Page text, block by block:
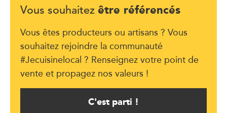
Vous souhaitez être référencés
Vous êtes producteurs ou artisans ? Vous
souhaitez rejoindre la communauté
#Jecuisinelocal ? Renseignez votre point de
vente et propagez nos valeurs !
C'est parti !